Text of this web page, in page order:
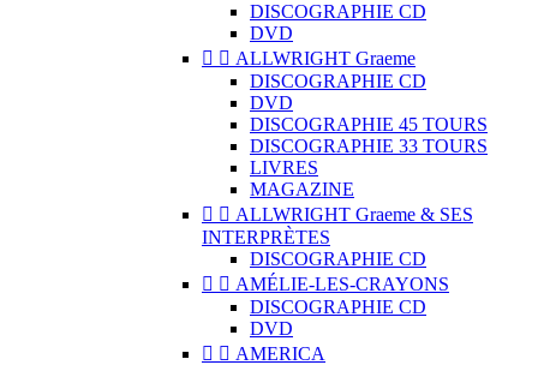
DISCOGRAPHIE CD
DVD
  ALLWRIGHT Graeme
DISCOGRAPHIE CD
DVD
DISCOGRAPHIE 45 TOURS
DISCOGRAPHIE 33 TOURS
LIVRES
MAGAZINE
  ALLWRIGHT Graeme & SES
INTERPRÈTES
DISCOGRAPHIE CD
  AMÉLIE-LES-CRAYONS
DISCOGRAPHIE CD
DVD
  AMERICA